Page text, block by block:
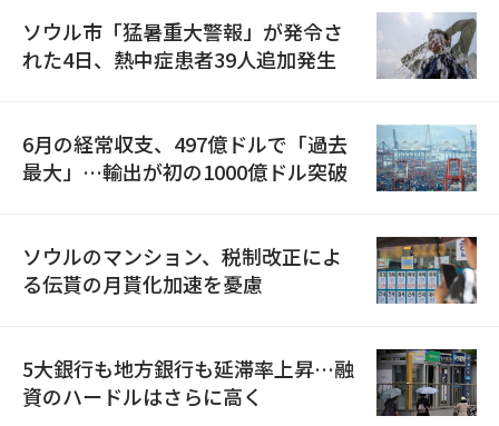
ソウル市「猛暑重大警報」が発令さ
れた4日、熱中症患者39人追加発生
6月の経常収支、497億ドルで「過去
最大」…輸出が初の1000億ドル突破
ソウルのマンション、税制改正によ
る伝貰の月貰化加速を憂慮
5大銀行も地方銀行も延滞率上昇…融
資のハードルはさらに高く